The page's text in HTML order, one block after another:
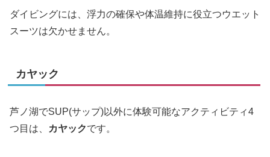
ダイビングには、浮力の確保や体温維持に役立つウエット
スーツは欠かせません。
カヤック
芦ノ湖でSUP(サップ)以外に体験可能なアクティビティ4
つ目は、 カヤックです。